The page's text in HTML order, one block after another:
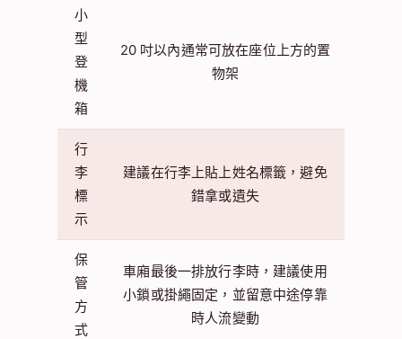
小
型
登
機
箱
20 吋以內通常可放在座位上方的置
物架
行
李
標
示
建議在行李上貼上姓名標籤，避免
錯拿或遺失
保
管
方
式
車廂最後一排放行李時，建議使用
小鎖或掛繩固定，並留意中途停靠
時人流變動